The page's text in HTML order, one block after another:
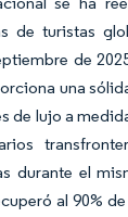
de turistas
de
una
de lujo a
durante el
al 90%